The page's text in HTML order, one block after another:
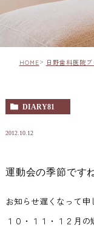
HOME 日野歯科医院
DIARY81
2012.10.12
運動会の季節です
お知らせ遅くなって申
１０・１１・１２月の